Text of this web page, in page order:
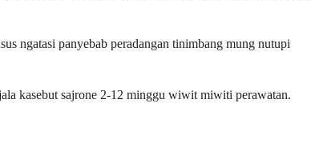
ngatasi panyebab peradangan tinimbang mung nutupi
kasebut sajrone 2-12 minggu wiwit miwiti perawatan.